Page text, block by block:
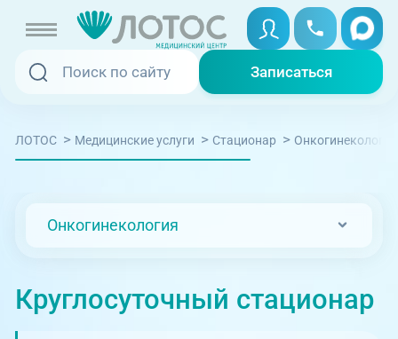
Записаться
Записаться
Услуги и цены
Отзывы
Записаться онлайн
Вызвать скорую
Медицина на дому
Телемедицина
ЛОТОС > Медицинские услуги > Стационар > Онкогинекология
Онкогинекология
Круглосуточный стационар